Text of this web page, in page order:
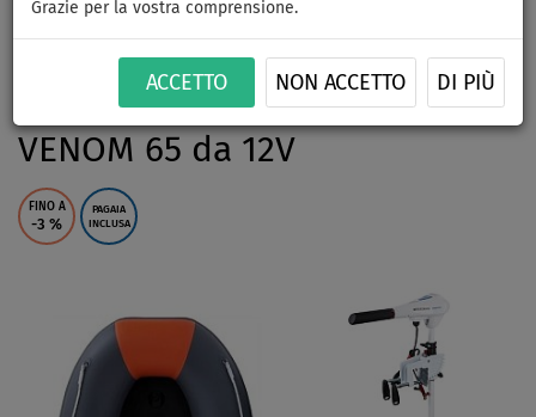
Grazie per la vostra comprensione.
ACCETTO NON ACCETTO DI PIÙ
con pavimento in alluminio -
set: con motore elettrico
VENOM 65 da 12V
FINO A
-3 %
PAGAIA
INCLUSA